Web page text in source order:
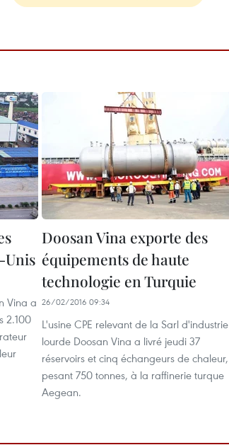
Unis
Vina a
2.100
Doosan Vina exporte des
équipements de haute
technologie en Turquie
26/02/2016 09:34
L'usine CPE relevant de la Sarl d'industrie
lourde Doosan Vina a livré ​jeudi 37
réservoirs et cinq ​échangeurs de chaleur,
pesant 750 tonnes, à la raffinerie turque
Aegean.